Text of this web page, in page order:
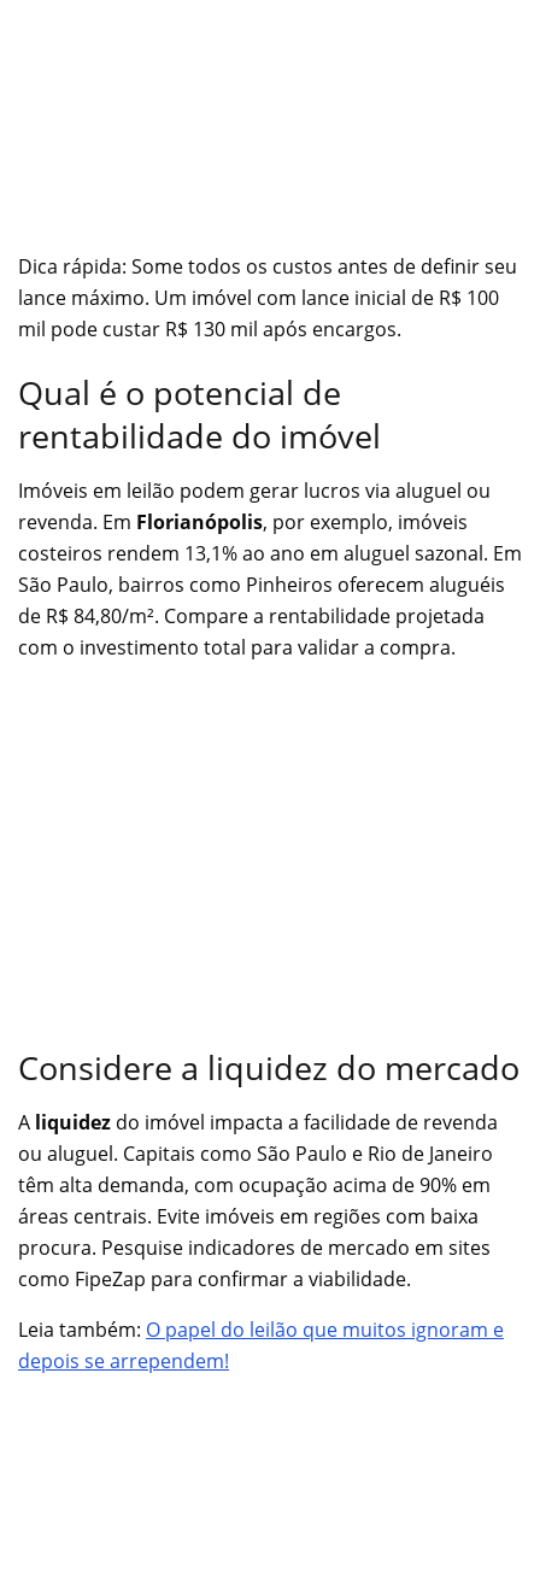
Dica rápida: Some todos os custos antes de definir seu
lance máximo. Um imóvel com lance inicial de R$ 100
mil pode custar R$ 130 mil após encargos.
Qual é o potencial de
rentabilidade do imóvel
Imóveis em leilão podem gerar lucros via aluguel ou
revenda. Em Florianópolis, por exemplo, imóveis
costeiros rendem 13,1% ao ano em aluguel sazonal. Em
São Paulo, bairros como Pinheiros oferecem aluguéis
de R$ 84,80/m². Compare a rentabilidade projetada
com o investimento total para validar a compra.
Considere a liquidez do mercado
A liquidez do imóvel impacta a facilidade de revenda
ou aluguel. Capitais como São Paulo e Rio de Janeiro
têm alta demanda, com ocupação acima de 90% em
áreas centrais. Evite imóveis em regiões com baixa
procura. Pesquise indicadores de mercado em sites
como FipeZap para confirmar a viabilidade.
Leia também: O papel do leilão que muitos ignoram e
depois se arrependem!